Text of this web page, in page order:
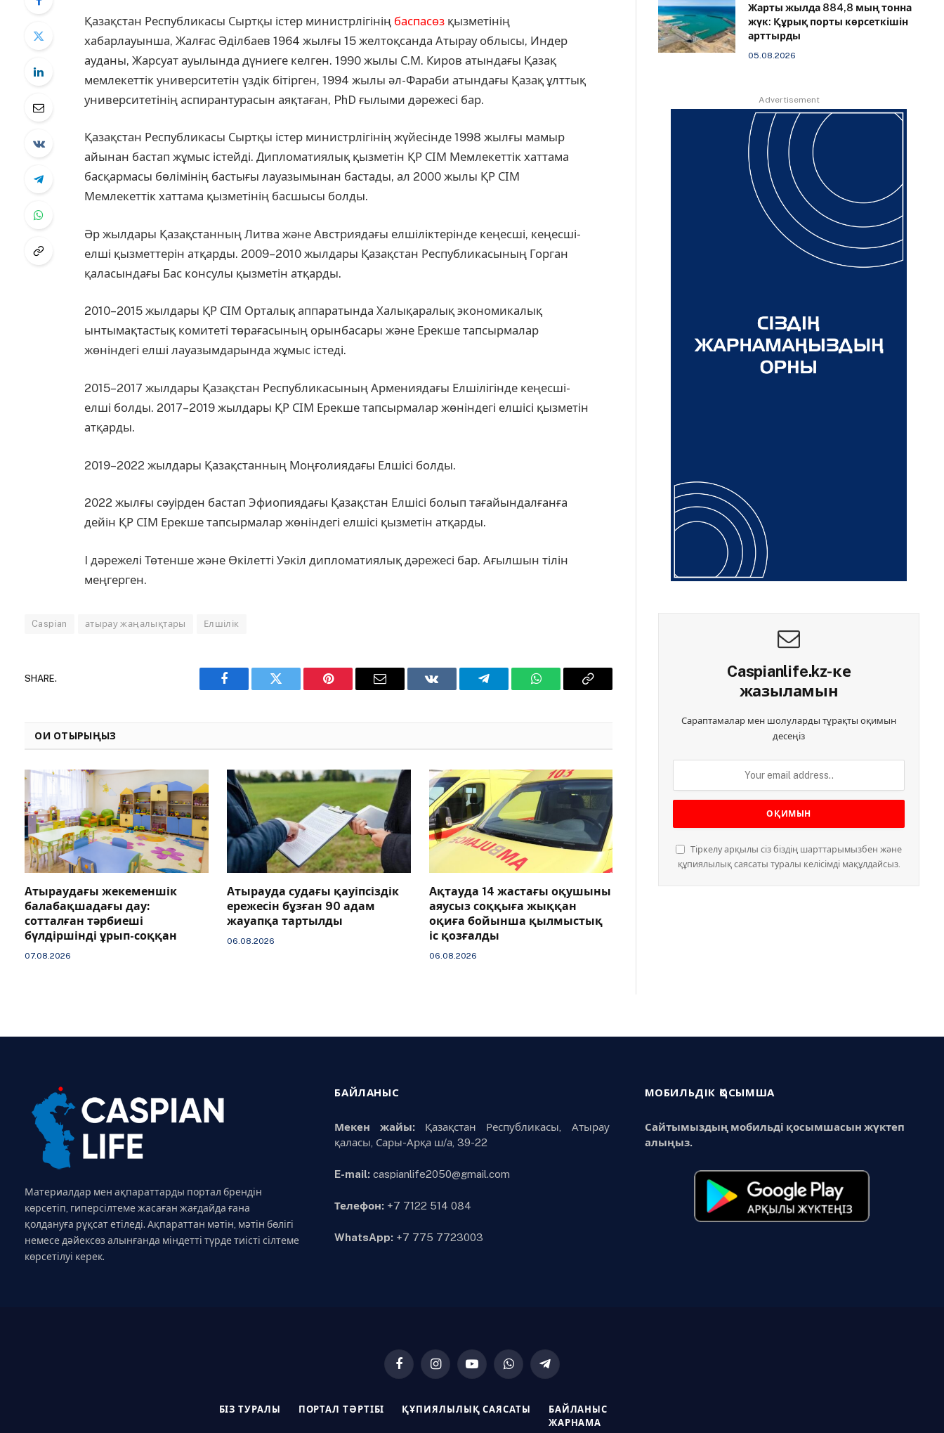
Қазақстан Республикасы Сыртқы істер министрлігінің баспасөзқызметінің
хабарлауынша, Жалғас Әділбаев 1964 жылғы 15 желтоқсанда Атырау облысы, Индер
ауданы, Жарсуат ауылында дүниеге келген. 1990 жылы С.М. Киров атындағы Қазақ
мемлекеттік университетін үздік бітірген, 1994 жылы әл-Фараби атындағы Қазақ ұлттық
университетінің аспирантурасын аяқтаған, PhD ғылыми дәрежесі бар.
Қазақстан Республикасы Сыртқы істер министрлігінің жүйесінде 1998 жылғы мамыр
айынан бастап жұмыс істейді. Дипломатиялық қызметін ҚР СІМ Мемлекеттік хаттама
басқармасы бөлімінің бастығы лауазымынан бастады, ал 2000 жылы ҚР СІМ
Мемлекеттік хаттама қызметінің басшысы болды.
Әр жылдары Қазақстанның Литва және Австриядағы елшіліктерінде кеңесші, кеңесші-
елші қызметтерін атқарды. 2009–2010 жылдары Қазақстан Республикасының Горган
қаласындағы Бас консулы қызметін атқарды.
2010–2015 жылдары ҚР СІМ Орталық аппаратында Халықаралық экономикалық
ынтымақтастық комитеті төрағасының орынбасары және Ерекше тапсырмалар
жөніндегі елші лауазымдарында жұмыс істеді.
2015–2017 жылдары Қазақстан Республикасының Армениядағы Елшілігінде кеңесші-
елші болды. 2017–2019 жылдары ҚР СІМ Ерекше тапсырмалар жөніндегі елшісі қызметін
атқарды.
2019–2022 жылдары Қазақстанның Моңғолиядағы Елшісі болды.
2022 жылғы сәуірден бастап Эфиопиядағы Қазақстан Елшісі болып тағайындалғанға
дейін ҚР СІМ Ерекше тапсырмалар жөніндегі елшісі қызметін атқарды.
I дәрежелі Төтенше және Өкілетті Уәкіл дипломатиялық дәрежесі бар. Ағылшын тілін
меңгерген.
Caspian атырау жаңалықтары Елшілік
SHARE.
Facebook Twitter Pinterest Email VKontakteTelegram WhatsAppCopy
ОҚИ ОТЫРЫҢЫЗ
Атыраудағы жекеменшік
балабақшадағы дау:
сотталған тәрбиеші
бүлдіршінді ұрып-соққан
07.08.2026
Атырауда судағы қауіпсіздік
ережесін бұзған 90 адам
жауапқа тартылды
06.08.2026
Ақтауда 14 жастағы оқушыны
аяусыз соққыға жыққан
оқиға бойынша қылмыстық
іс қозғалды
06.08.2026
Жарты жылда 884,8 мың тонна
жүк: Құрық порты көрсеткішін
арттырды
05.08.2026
Advertisement
Caspianlife.kz-ке
жазыламын
Сараптамалар мен шолуларды тұрақты оқимын
десеңіз
Тіркелу арқылы сіз біздің шарттарымызбен және
құпиялылық саясаты туралы келісімді мақұлдайсыз.
Материалдар мен ақпараттарды портал брендін
көрсетіп, гиперсілтеме жасаған жағдайда ғана
қолдануға рұқсат етіледі. Ақпараттан мәтін, мәтін бөлігі
немесе дәйексөз алынғанда міндетті түрде тиісті сілтеме
көрсетілуі керек.
БАЙЛАНЫС
Мекен жайы:Қазақстан Республикасы, Атырау
қаласы, Сары-Арқа ш/а, 39-22
E-mail: caspianlife2050@gmail.com
Телефон: +7 7122 514 084
WhatsApp: +7 775 7723003
МОБИЛЬДІК ҚОСЫМША
Сайтымыздың мобильді қосымшасын жүктеп
алыңыз.
FacebookInstagramYouTubeWhatsAppTelegram
БІЗ ТУРАЛЫ ПОРТАЛ ТӘРТІБІ ҚҰПИЯЛЫЛЫҚ САЯСАТЫ
БАЙЛАНЫС
ЖАРНАМА